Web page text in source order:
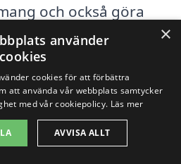
och också göra
dagar. Att
som
dag.seger dig tillgång
kända företag som
i ditt område.
×
använder
cookies
cookies för att förbättra
att använda vår webbplats samtycker
med vår cookiepolicy. Läs mer
AVVISA ALLT